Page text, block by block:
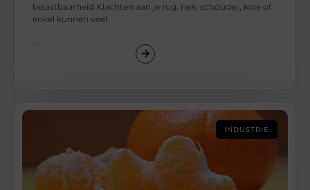
belastbaarheid Klachten aan je rug, nek, schouder, knie of
enkel kunnen veel
INDUSTRIE